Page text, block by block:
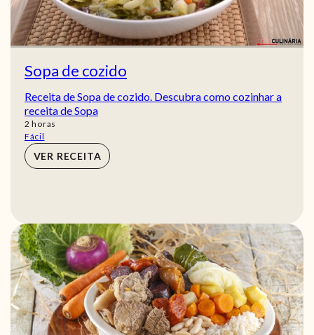
Sopa de cozido
Receita de Sopa de cozido. Descubra como cozinhar a
receita de Sopa
2 horas
horas
Fácil
VER RECEITA